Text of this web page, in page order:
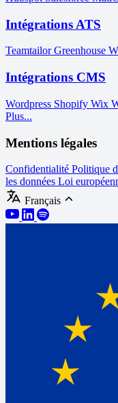
Intégrations ATS
TeamtailorGreenhouse
Intégrations CMS
Wordpress Shopify Wix
Plus...
Mentions légales
Confidentialité Politique
les données Loi
Français